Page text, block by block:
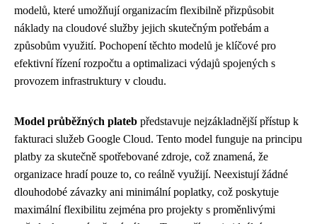
modelů, které umožňují organizacím flexibilně přizpůsobit
náklady na cloudové služby jejich skutečným potřebám a
způsobům využití. Pochopení těchto modelů je klíčové pro
efektivní řízení rozpočtu a optimalizaci výdajů spojených s
provozem infrastruktury v cloudu.
Model průběžných plateb představuje nejzákladnější přístup k
fakturaci služeb Google Cloud. Tento model funguje na principu
platby za skutečně spotřebované zdroje, což znamená, že
organizace hradí pouze to, co reálně využijí. Neexistují žádné
dlouhodobé závazky ani minimální poplatky, což poskytuje
maximální flexibilitu zejména pro projekty s proměnlivými